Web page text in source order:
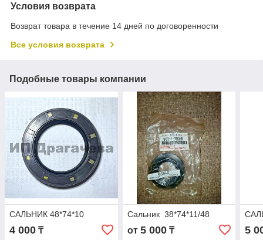
Условия возврата
Возврат товара в течение 14 дней по договоренности
Все условия возврата
Подобные товары компании
САЛЬНИК 48*74*10
4 000 ₸
Сальник 38*74*11/48
от 5 000₸ 5